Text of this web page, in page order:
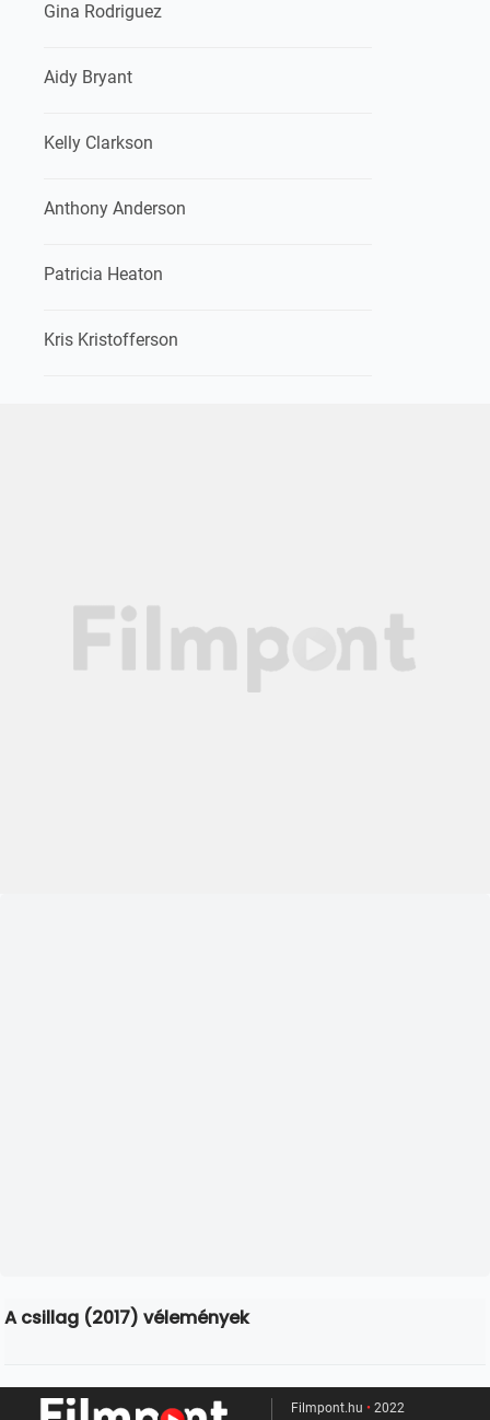
Gina Rodriguez
Aidy Bryant
Kelly Clarkson
Anthony Anderson
Patricia Heaton
Kris Kristofferson
A csillag (2017) vélemények
Filmpont.hu• 2022